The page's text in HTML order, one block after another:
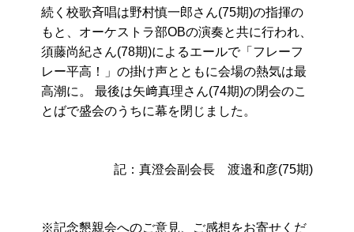
続く校歌斉唱は野村慎一郎さん(75期)の指揮の
もと、オーケストラ部OBの演奏と共に行われ、
須藤尚紀さん(78期)によるエールで「フレーフ
レー平高！」の掛け声とともに会場の熱気は最
高潮に。 最後は矢﨑真理さん(74期)の閉会のこ
とばで盛会のうちに幕を閉じました。
記：真澄会副会長 渡邉和彦(75期)
※記念懇親会へのご意見、ご感想をお寄せくだ